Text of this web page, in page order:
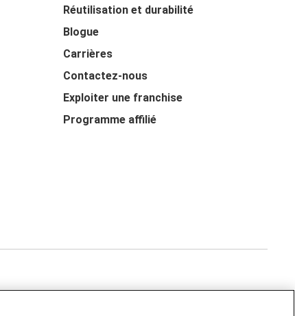
Réutilisation et durabilité
Blogue
Carrières
Contactez-nous
Exploiter une franchise
Programme affilié